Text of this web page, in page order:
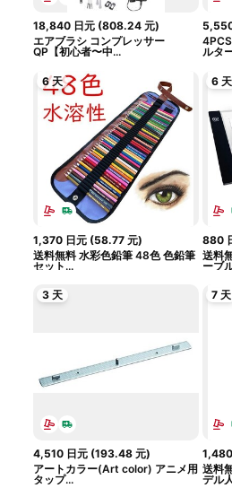
18,840 日元(808.24 元)
エアブラシ コンプレッサー
QP【初心者〜中...
ルタ
6 天
1,370 日元(58.77 元)
送料無料 水彩色鉛筆 48色 色鉛筆
セット...
6 天
880
送料
ーブ
3 天
4,510 日元(193.48 元)
アートカラー(Art color) アニメ用
タップ...
7 天
1,480
送料
デル